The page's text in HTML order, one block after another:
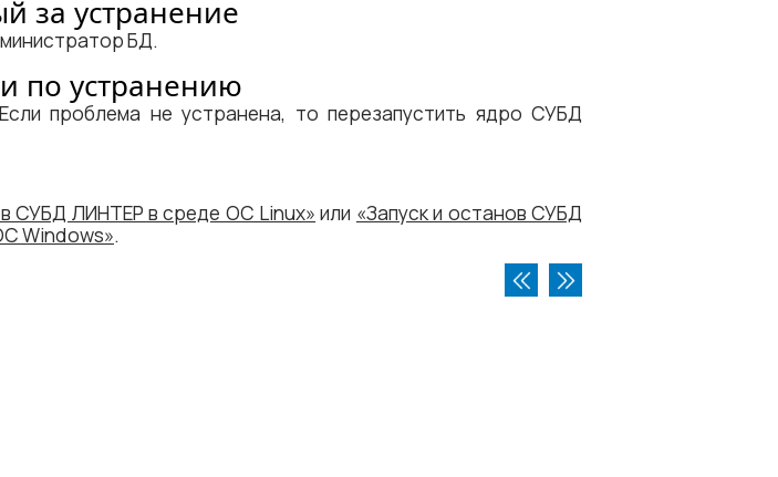
за устранение
БД.
по устранению
проблема не устранена, то перезапустить ядро СУБД
СУБД ЛИНТЕР в среде ОС Linux» или «Запуск и останов СУБД
Windows».